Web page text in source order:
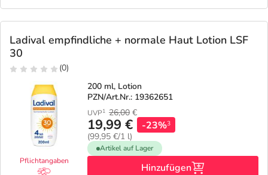
Ladival empfindliche + normale Haut Lotion LSF
30
(0)
Pflichtangaben
200 ml, Lotion
PZN/Art.Nr.: 19362651
UVP1 26,00 €
19,99 €
(99,95 €/1 l)
-23%3
Artikel auf Lager
Hinzufügen